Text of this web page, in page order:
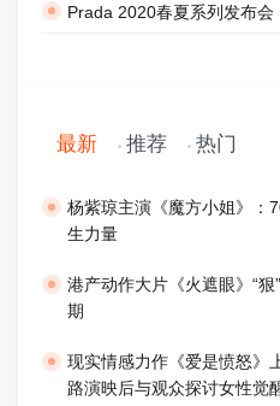
Prada 2020春夏系列发布会
最新 推荐 热门
杨紫琼主演《魔方小姐》：
生力量
港产动作大片《火遮眼》“狠
期
现实情感力作《爱是愤怒》
路演映后与观众探讨女性觉